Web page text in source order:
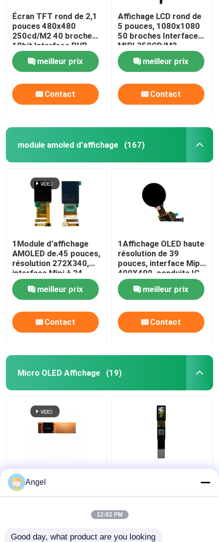
Écran TFT rond de 2,1
pouces 480x480
250cd/M2 40 broches
18bit Interface RVB
meilleur prix
Contact
Affichage LCD rond de
5 pouces, 1080x1080
50 broches Interface
MIPI 350CD/M2
meilleur prix
Contact
module amoled d'affichage (167)
1Module d'affichage
AMOLED de.45 pouces,
résolution 272X340,
interface Mipi à 24
broches Module
d'écran tactile Oled
meilleur prix
Contact
1Affichage OLED haute
résolution de 39
pouces, interface Mipi
400X400, conduite IC
RM69080
meilleur prix
Contact
Micro OLED Affichage (19)
Module AMOLED de
0,71 pouce lisible par la
lumière du soleil,
0Affichage micro OLED
Lumière, interface MIPI
50 pins
Angel
12:02 PM
Good day, what product are you looking